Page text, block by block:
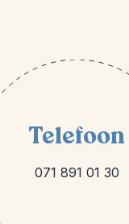
Telefoon
071 891 01 30